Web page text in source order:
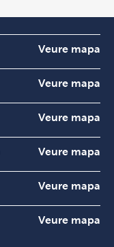
Veure mapa
Veure mapa
Veure mapa
Veure mapa
Veure mapa
Veure mapa